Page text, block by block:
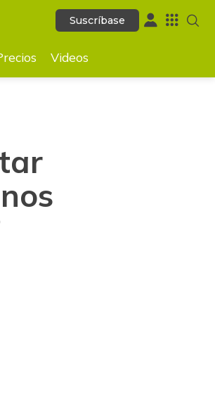
Suscríbase
Suscríbase
Videos